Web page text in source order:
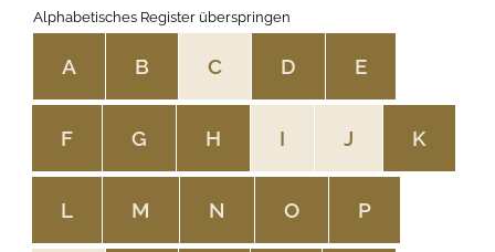
Alphabetisches Register überspringen
A B C D E
F G H I J K
L M N O P